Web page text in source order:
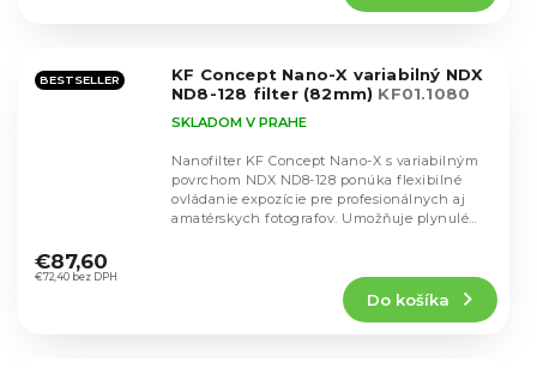
hviezdičiek.
BESTSELLER
KF Concept Nano-X variabilný NDX
ND8-128 filter (82mm) KF01.1080
hodnotenie
produktu
SKLADOM V PRAHE
€72,40 bez DPH
€87,60
Do košíka
Nanofilter KF Concept Nano-X s variabilným
povrchom NDX ND8-128 ponúka flexibilné
ovládanie expozície pre profesionálnych aj
amatérskych fotografov. Umožňuje plynulé